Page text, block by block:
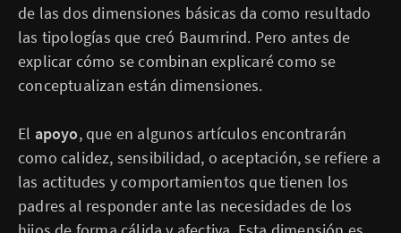
de las dos dimensiones básicas da como resultado
las tipologías que creó Baumrind. Pero antes de
explicar cómo se combinan explicaré como se
conceptualizan están dimensiones.
El apoyo, que en algunos artículos encontrarán
como calidez, sensibilidad, o aceptación, se refiere a
las actitudes y comportamientos que tienen los
padres al responder ante las necesidades de los